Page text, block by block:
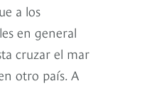
a los
en general
cruzar el mar
otro país. A